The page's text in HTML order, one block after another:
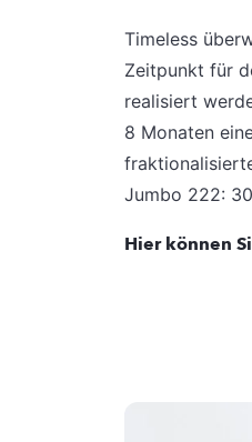
Timeless
Zeitpunkt für
realisiert
8 Monaten
Jumbo 222:
Hier können